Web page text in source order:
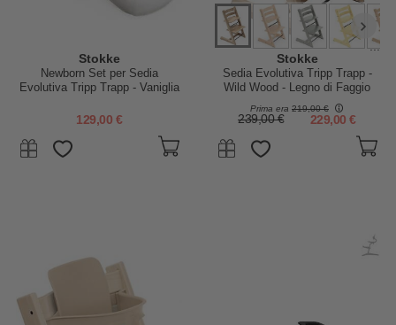
Stokke
Newborn Set per Sedia
Evolutiva Tripp Trapp - Vaniglia
129,00 €
...
Stokke
Sedia Evolutiva Tripp Trapp -
Wild Wood - Legno di Faggio
Prima era 219,00 €
239,00 € 229,00 €